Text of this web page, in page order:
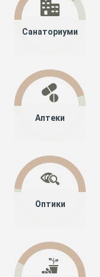
Санаториуми
Аптеки
Оптики